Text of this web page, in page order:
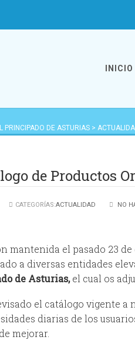
INICIO
PRINCIPADO DE ASTURIAS >
de Productos
CATEGORÍAS:ACTUALIDAD NO
mantenida el pasado 23
a diversas entidades
de Asturias,el cual os
el catálogo vigente
diarias de los
mejorar.